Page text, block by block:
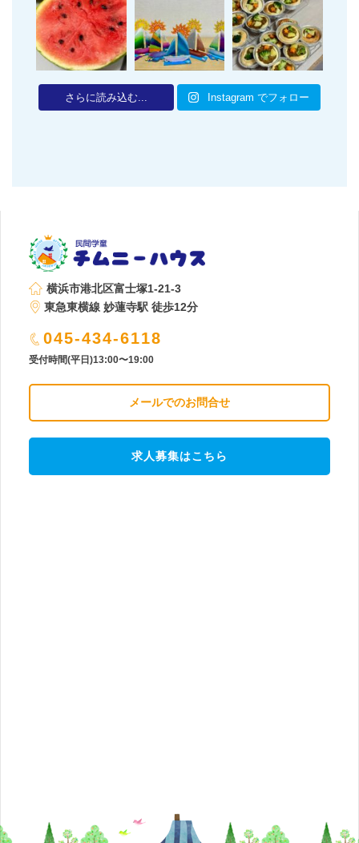
さらに読み込む... Instagram でフォロー
横浜市港北区富士塚1-21-3
東急東横線 妙蓮寺駅 徒歩12分
045-434-6118
受付時間(平日)13:00〜19:00
メールでのお問合せ
求人募集はこちら